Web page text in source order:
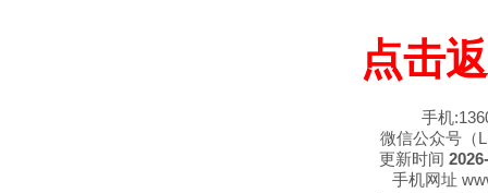
点击
手机
微信公众号（
更新时间
手机网址